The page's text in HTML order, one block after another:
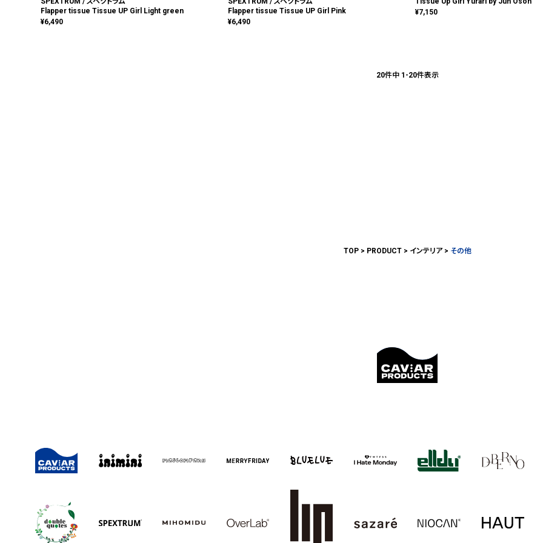
Flapper tissue Tissue UP Girl Light green
¥6,490
Flapper tissue Tissue UP Girl Pink
¥6,490
¥7,150
20件中 1 -20件表示
TOP PRODUCT インテリア その他